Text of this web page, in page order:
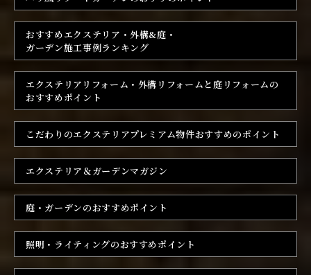
おすすめエクステリア・外構&庭・
ガーデン施工事例ランキング
エクステリアリフォーム・ 外構リフォームと庭リフォームの
おすすめポイント
こだわりのエクステリアプレミアム物件おすすめのポイント
エクステリア＆ガーデンマガジン
庭・ガーデンのおすすめポイント
照明・ライティングのおすすめポイント